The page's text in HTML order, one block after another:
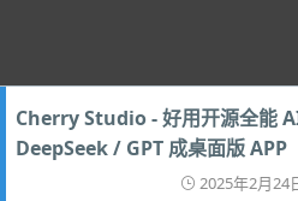
Cherry Studio - 好用开源全能
DeepSeek / GPT 成桌面版 APP
2025年2月24